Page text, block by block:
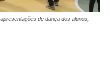
de dança dos alunos,